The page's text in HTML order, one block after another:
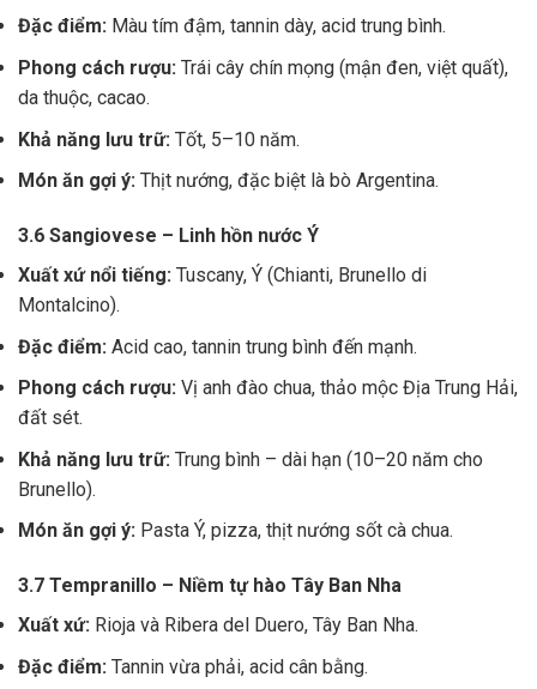
Đặc điểm: Màu tím đậm, tannin dày, acid trung bình.
Phong cách rượu: Trái cây chín mọng (mận đen, việt quất),
da thuộc, cacao.
Khả năng lưu trữ: Tốt, 5–10 năm.
Món ăn gợi ý: Thịt nướng, đặc biệt là bò Argentina.
3.6 Sangiovese – Linh hồn nước Ý
Xuất xứ nổi tiếng: Tuscany, Ý (Chianti, Brunello di
Montalcino).
Đặc điểm: Acid cao, tannin trung bình đến mạnh.
Phong cách rượu: Vị anh đào chua, thảo mộc Địa Trung Hải,
đất sét.
Khả năng lưu trữ: Trung bình – dài hạn (10–20 năm cho
Brunello).
Món ăn gợi ý: Pasta Ý, pizza, thịt nướng sốt cà chua.
3.7 Tempranillo – Niềm tự hào Tây Ban Nha
Xuất xứ: Rioja và Ribera del Duero, Tây Ban Nha.
Đặc điểm: Tannin vừa phải, acid cân bằng.